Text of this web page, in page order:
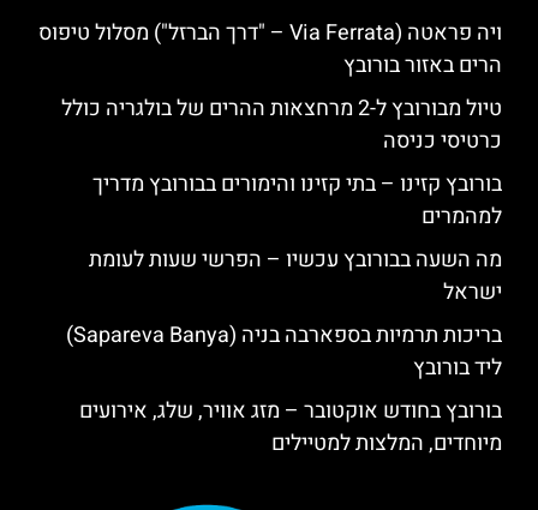
ויה פראטה (Via Ferrata – "דרך הברזל") מסלול טיפוס
הרים באזור בורובץ
טיול מבורובץ ל-2 מרחצאות ההרים של בולגריה כולל
כרטיסי כניסה
בורובץ קזינו – בתי קזינו והימורים בבורובץ מדריך
למהמרים
מה השעה בבורובץ עכשיו – הפרשי שעות לעומת
ישראל
בריכות תרמיות בספארבה בניה (Sapareva Banya)
ליד בורובץ
בורובץ בחודש אוקטובר – מזג אוויר, שלג, אירועים
מיוחדים, המלצות למטיילים